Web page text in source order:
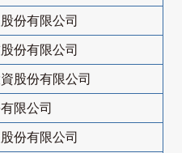
份有限公司
份有限公司
股份有限公司
限公司
份有限公司